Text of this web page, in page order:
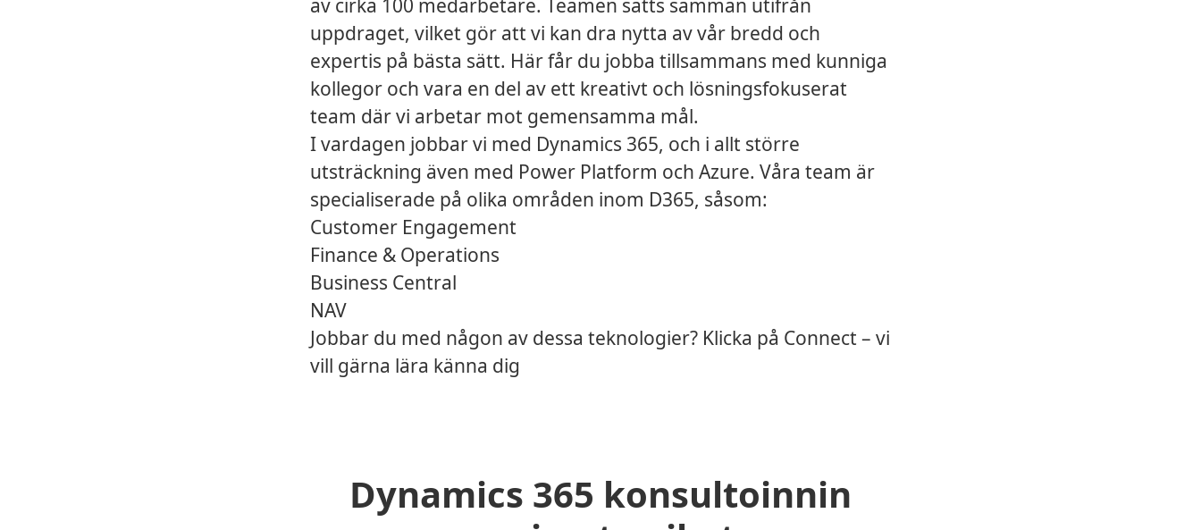
av cirka 100 medarbetare. Teamen sätts samman utifrån
uppdraget, vilket gör att vi kan dra nytta av vår bredd och
expertis på bästa sätt. Här får du jobba tillsammans med kunniga
kollegor och vara en del av ett kreativt och lösningsfokuserat
team där vi arbetar mot gemensamma mål.
I vardagen jobbar vi med Dynamics 365, och i allt större
utsträckning även med Power Platform och Azure. Våra team är
specialiserade på olika områden inom D365, såsom:
Customer Engagement
Finance & Operations
Business Central
NAV
Jobbar du med någon av dessa teknologier? Klicka på Connect – vi
vill gärna lära känna dig
Dynamics 365 konsultoinnin